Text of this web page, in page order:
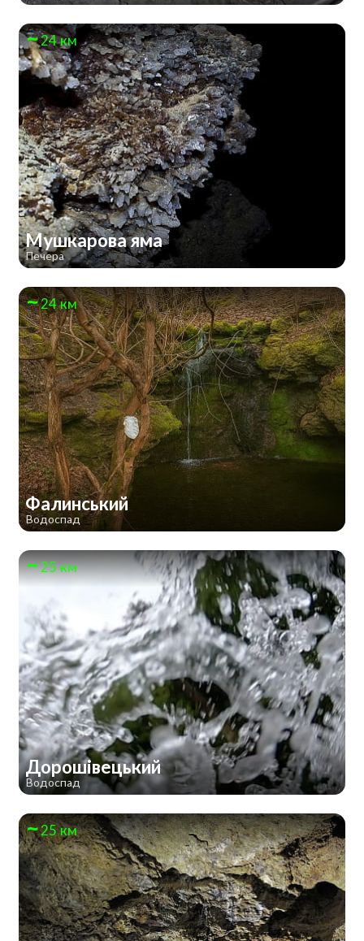
24 км
Мушкарова яма
Печера
24 км
Фалинський
Водоспад
25 км
Дорошівецький
Водоспад
25 км